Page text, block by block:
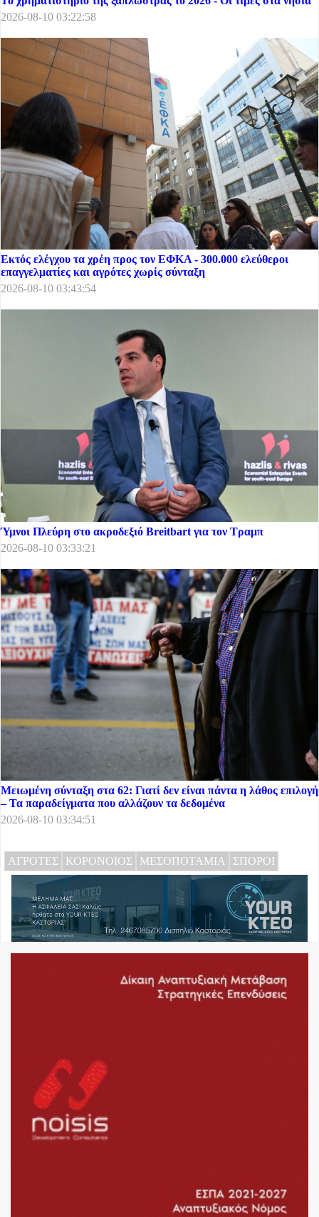
2026-08-10 03:22:58
Εκτός ελέγχου τα χρέη προς τον ΕΦΚΑ - 300.000 ελεύθεροι
επαγγελματίες και αγρότες χωρίς σύνταξη
2026-08-10 03:43:54
Ύμνοι Πλεύρη στο ακροδεξιό Breitbart για τον Τραμπ
2026-08-10 03:33:21
Μειωμένη σύνταξη στα 62: Γιατί δεν είναι πάντα η λάθος επιλογή
– Τα παραδείγματα που αλλάζουν τα δεδομένα
2026-08-10 03:34:51
ΑΓΡΟΤΕΣ ΚΟΡΟΝΟΙΟΣ ΜΕΣΟΠΟΤΑΜΙΑ ΣΠΟΡΟΙ